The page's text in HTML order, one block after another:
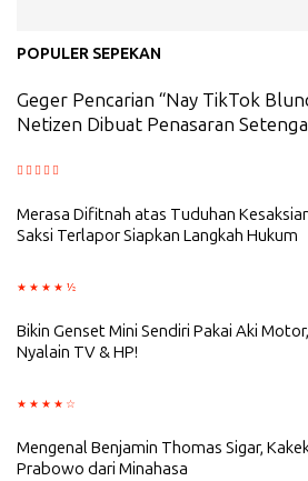
POPULER SEPEKAN
Geger Pencarian “Nay TikTok
Netizen Dibuat Penasaran
Merasa Difitnah atas Tuduhan
Saksi Terlapor Siapkan Langkah Hukum
Bikin Genset Mini Sendiri Pakai Aki
Nyalain TV & HP!
Mengenal Benjamin Thomas Sigar,
Prabowo dari Minahasa